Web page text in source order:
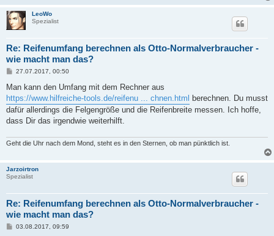
LeoWo
Spezialist
Re: Reifenumfang berechnen als Otto-Normalverbraucher -
wie macht man das?
B
i
r
a
g
27.07.2017, 00:50
Man kann den Umfang mit dem Rechner aus
https://www.hilfreiche-tools.de/reifenu ... chnen.html
berechnen. Du musst
dafür allerdings die Felgengröße und die Reifenbreite messen. Ich hoffe,
dass Dir das irgendwie weiterhilft.
Geht die Uhr nach dem Mond, steht es in den Sternen, ob man pünktlich ist.
Jarzoirtron
Spezialist
Re: Reifenumfang berechnen als Otto-Normalverbraucher -
wie macht man das?
B03.08.2017, 09:59